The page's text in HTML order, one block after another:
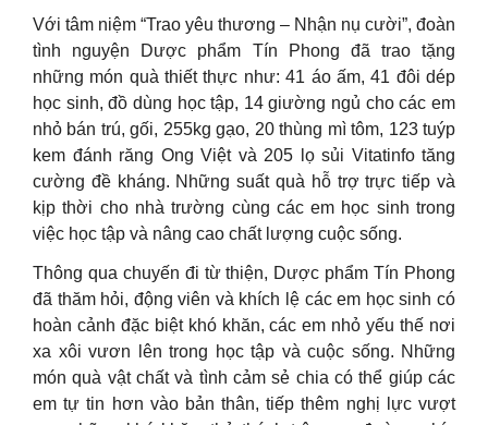
Với tâm niệm “Trao yêu thương – Nhận nụ cười”, đoàn
tình nguyện Dược phẩm Tín Phong đã trao tặng
những món quà thiết thực như: 41 áo ấm, 41 đôi dép
học sinh, đồ dùng học tập, 14 giường ngủ cho các em
nhỏ bán trú, gối, 255kg gạo, 20 thùng mì tôm, 123 tuýp
kem đánh răng Ong Việt và 205 lọ sủi Vitatinfo tăng
cường đề kháng. Những suất quà hỗ trợ trực tiếp và
kịp thời cho nhà trường cùng các em học sinh trong
việc học tập và nâng cao chất lượng cuộc sống.
Thông qua chuyến đi từ thiện, Dược phẩm Tín Phong
đã thăm hỏi, động viên và khích lệ các em học sinh có
hoàn cảnh đặc biệt khó khăn, các em nhỏ yếu thế nơi
xa xôi vươn lên trong học tập và cuộc sống. Những
món quà vật chất và tình cảm sẻ chia có thể giúp các
em tự tin hơn vào bản thân, tiếp thêm nghị lực vượt